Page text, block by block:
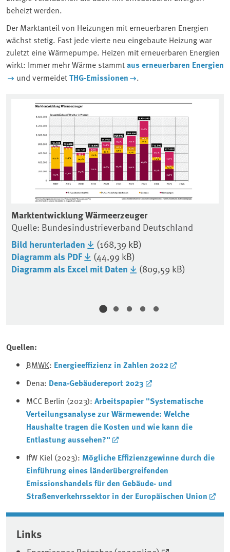
beheizt werden.
Der Marktanteil von Heizungen mit erneuerbaren Energien
wächst stetig. Fast jede vierte neu eingebaute Heizung war
zuletzt eine Wärmepumpe. Heizen mit erneuerbaren Energien
wirkt: Immer mehr Wärme stammtaus erneuerbaren Energien
und vermeidetTHG-Emissionen .
Marktentwicklung Wärmeerzeuger
Quelle: Bundesindustrieverband Deutschland
Bild herunterladen (168,39 kB)
Diagramm als PDF (44,99 kB)
Diagramm als Excel mit Daten (809,59 kB)
Quellen:
BMWK: Energieeffizienz in Zahlen 2022
Dena: Dena-Gebäudereport 2023
MCC Berlin (2023):Arbeitspapier "Systematische
Verteilungsanalyse zur Wärmewende: Welche
Haushalte tragen die Kosten und wie kann die
Entlastung aussehen?"
IfW Kiel (2023): Mögliche Effizienzgewinne durch die
Einführung eines länderübergreifenden
Emissionshandels für den Gebäude- und
Straßenverkehrssektor in der Europäischen Union
Associated content
Links